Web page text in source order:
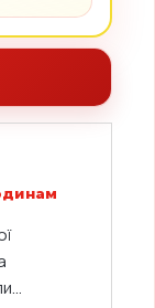
полону Коли...